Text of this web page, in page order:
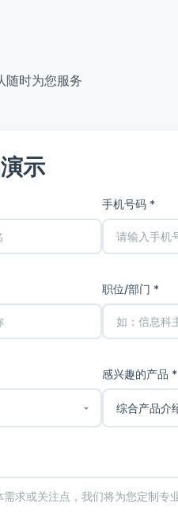
随时为您服务
示
手机号码 *
职位/部门 *
感兴趣的产品 *